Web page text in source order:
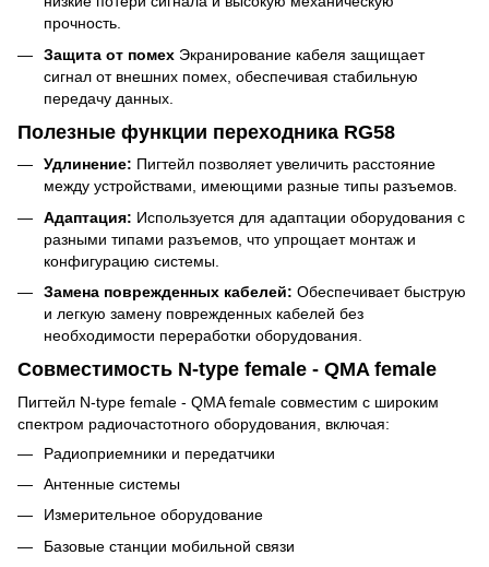
прочность.
Защита от помех Экранирование кабеля защищает
сигнал от внешних помех, обеспечивая стабильную
передачу данных.
Полезные функции переходника RG58
Удлинение: Пигтейл позволяет увеличить расстояние
между устройствами, имеющими разные типы разъемов.
Адаптация: Используется для адаптации оборудования с
разными типами разъемов, что упрощает монтаж и
конфигурацию системы.
Замена поврежденных кабелей: Обеспечивает быструю
и легкую замену поврежденных кабелей без
необходимости переработки оборудования.
Совместимость N-type female - QMA female
Пигтейл N-type female - QMA female совместим с широким
спектром радиочастотного оборудования, включая:
Радиоприемники и передатчики
Антенные системы
Измерительное оборудование
Базовые станции мобильной связи